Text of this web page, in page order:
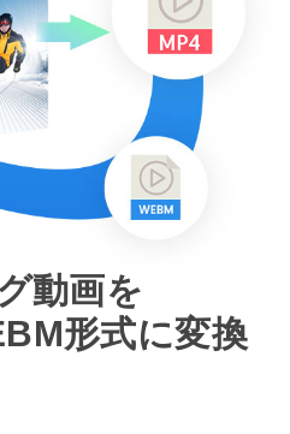
動画を
形式に変換